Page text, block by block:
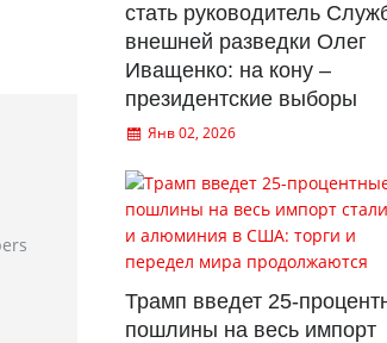
стать руководитель
внешней разведки Олег
Иващенко: на кону –
президентские выборы
Янв 02, 2026
Трамп введет 25-
пошлины на весь импорт